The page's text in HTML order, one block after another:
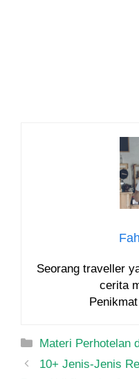
Seorang traveller
cerita
Categories
Materi Perhotelan
Post10+ Jenis-Jenis